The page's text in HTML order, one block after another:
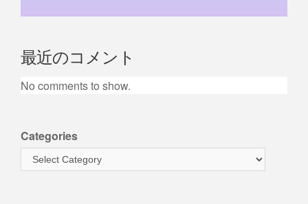
最近のコメント
No comments to show.
Categories